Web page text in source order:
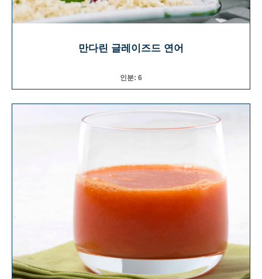
만다린 글레이즈드 연어
인분: 6